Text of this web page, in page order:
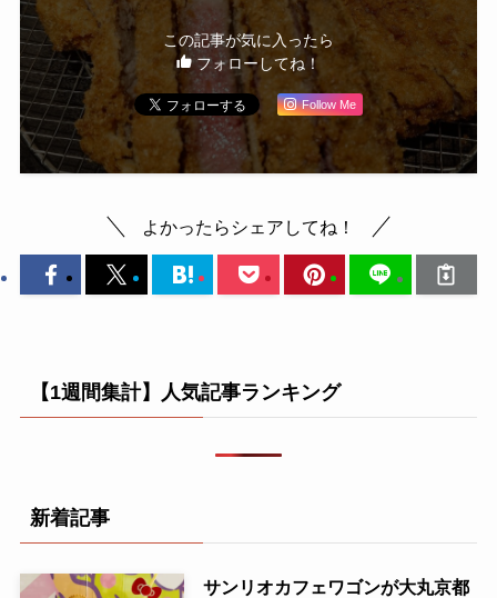
この記事が気に入ったら
フォローしてね！
Follow Me
よかったらシェアしてね！
【1週間集計】人気記事ランキング
新着記事
サンリオカフェワゴンが大丸京都